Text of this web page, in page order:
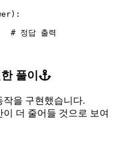
):
풀이
을 구현했습니다.
더 줄어들 것으로 보여